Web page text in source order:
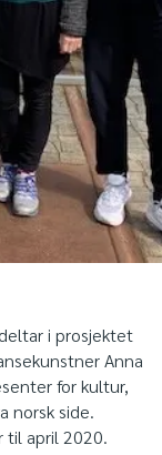
i prosjektet
Anna
for kultur,
norsk side.
til april 2020.